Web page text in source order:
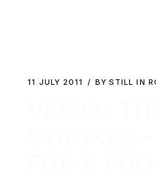
11 JULY 2011 BY STILL IN